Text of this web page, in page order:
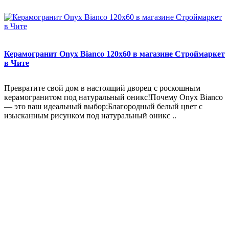
Керамогранит Onyx Bianco 120x60 в магазине Строймаркет
в Чите
Превратите свой дом в настоящий дворец с роскошным
керамогранитом под натуральный оникс!Почему Onyx Bianco
— это ваш идеальный выбор:Благородный белый цвет с
изысканным рисунком под натуральный оникс ..